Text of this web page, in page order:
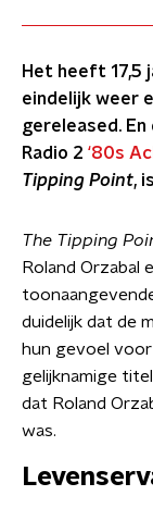
Het heeft 17,5
eindelijk weer
gereleased.
Radio 2 ‘80s
Tipping Point,
The Tipping
Roland Orzabal
duidelijk dat de
hun gevoel
gelijknamige
dat Roland
was.